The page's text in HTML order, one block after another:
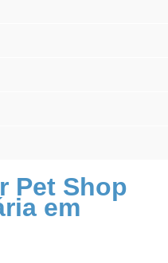
Pet Shop
em